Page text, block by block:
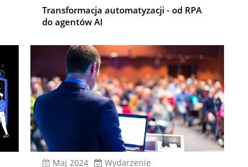
Transformacja automatyzacji - od RPA
do agentów AI
Maj 2024 Wydarzenie